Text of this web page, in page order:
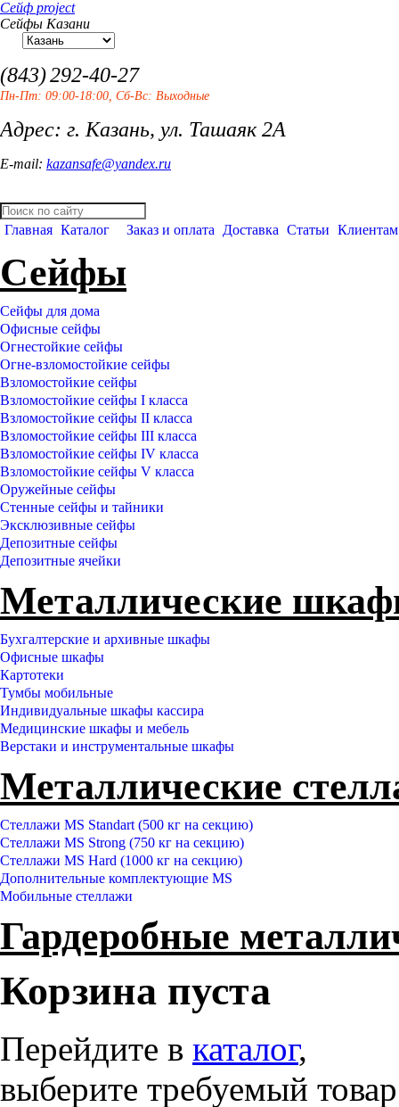
Сейф project
Сейфы Казани
(843)292-40-27
Пн-Пт: 09:00-18:00, Сб-Вс: Выходные
Адрес: г. Казань, ул. Ташаяк 2А
E-mail: kazansafe@yandex.ru
Главная Каталог Заказ и оплата Доставка Статьи Клиентам
Сейфы
Сейфы для дома
Офисные сейфы
Огнестойкие сейфы
Огне-взломостойкие сейфы
Взломостойкие сейфы
Взломостойкие сейфы I класса
Взломостойкие сейфы II класса
Взломостойкие сейфы III класса
Взломостойкие сейфы IV класса
Взломостойкие сейфы V класса
Оружейные сейфы
Стенные сейфы и тайники
Эксклюзивные сейфы
Депозитные сейфы
Депозитные ячейки
Металлические
Бухгалтерские и архивные шкафы
Офисные шкафы
Картотеки
Тумбы мобильные
Индивидуальные шкафы кассира
Медицинские шкафы и мебель
Верстаки и инструментальные шкафы
Металлические
Стеллажи MS Standart (500 кг на секцию)
Стеллажи MS Strong (750 кг на секцию)
Стеллажи MS Hard (1000 кг на секцию)
Дополнительные комплектующие MS
Мобильные стеллажи
Гардеробные
Корзина пуста
Перейдите в каталог,
выберите требуемый товар